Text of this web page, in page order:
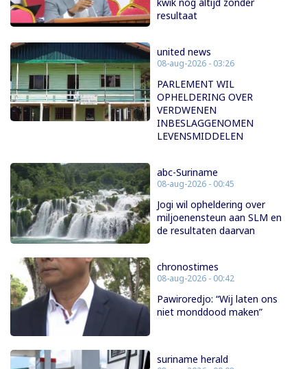
kwik nog altijd zonder
resultaat
united news
08-aug-2026 - 03:26
PARLEMENT WIL
OPHELDERING OVER
VERDWENEN
INBESLAGGENOMEN
LEVENSMIDDELEN
abc-Suriname
08-aug-2026 - 00:45
Jogi wil opheldering over
miljoenensteun aan SLM en
de resultaten daarvan
chronostimes
08-aug-2026 - 00:42
Pawiroredjo: “Wij laten ons
niet monddood maken”
suriname herald